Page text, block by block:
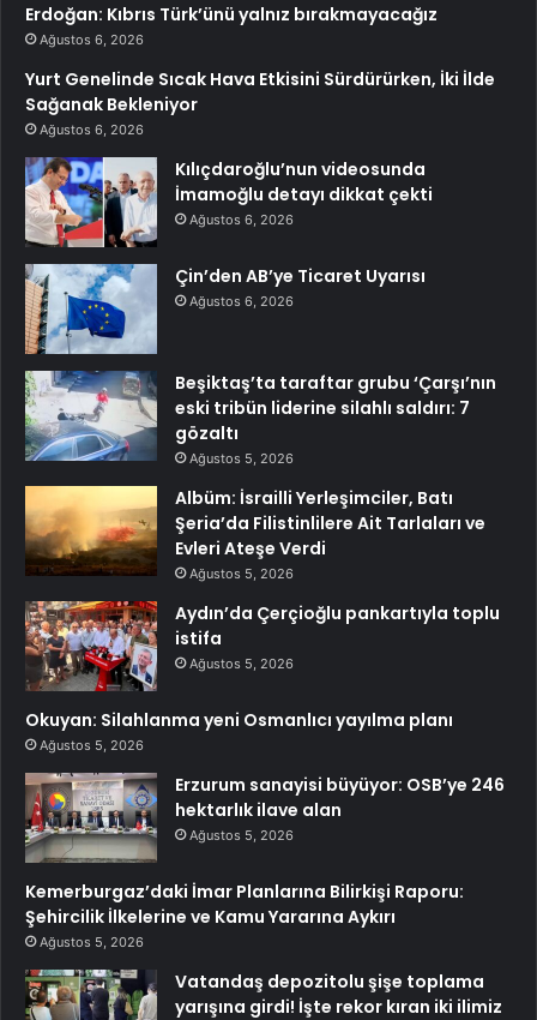
Erdoğan: Kıbrıs Türk’ünü yalnız bırakmayacağız
Ağustos 6, 2026
Yurt Genelinde Sıcak Hava Etkisini Sürdürürken, İki İlde
Sağanak Bekleniyor
Ağustos 6, 2026
Kılıçdaroğlu’nun videosunda
İmamoğlu detayı dikkat çekti
Ağustos 6, 2026
Çin’den AB’ye Ticaret Uyarısı
Ağustos 6, 2026
Beşiktaş’ta taraftar grubu ‘Çarşı’nın
eski tribün liderine silahlı saldırı: 7
gözaltı
Ağustos 5, 2026
Albüm: İsrailli Yerleşimciler, Batı
Şeria’da Filistinlilere Ait Tarlaları ve
Evleri Ateşe Verdi
Ağustos 5, 2026
Aydın’da Çerçioğlu pankartıyla toplu
istifa
Ağustos 5, 2026
Okuyan: Silahlanma yeni Osmanlıcı yayılma planı
Ağustos 5, 2026
Erzurum sanayisi büyüyor: OSB’ye 246
hektarlık ilave alan
Ağustos 5, 2026
Kemerburgaz’daki İmar Planlarına Bilirkişi Raporu:
Şehircilik İlkelerine ve Kamu Yararına Aykırı
Ağustos 5, 2026
Vatandaş depozitolu şişe toplama
yarışına girdi! İşte rekor kıran iki ilimiz